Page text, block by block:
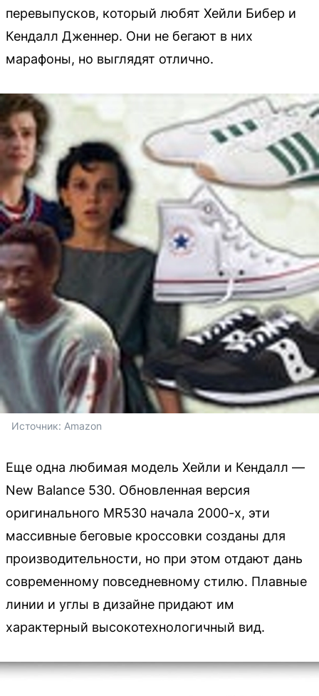
перевыпусков, который любят Хейли Бибер и
Кендалл Дженнер. Они не бегают в них
марафоны, но выглядят отлично.
Источник: Amazon
Еще одна любимая модель Хейли и Кендалл —
New Balance 530. Обновленная версия
оригинального MR530 начала 2000-х, эти
массивные беговые кроссовки созданы для
производительности, но при этом отдают дань
современному повседневному стилю. Плавные
линии и углы в дизайне придают им
характерный высокотехнологичный вид.